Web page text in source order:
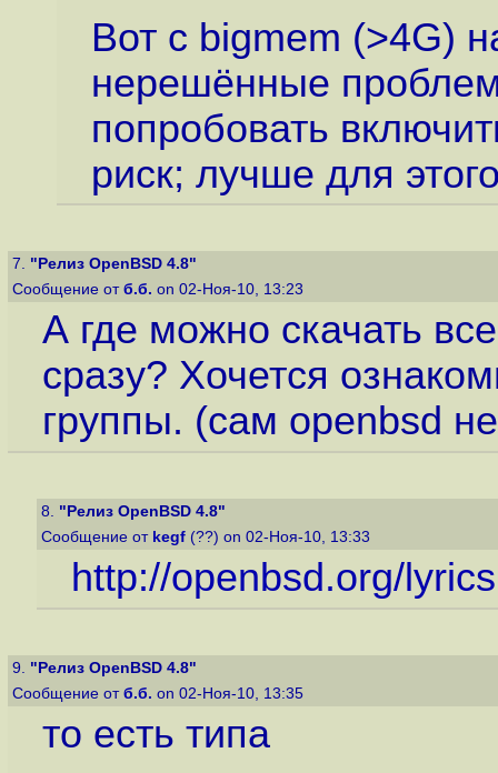
Вот с bigmem (>4G)
нерешённые
попробовать
риск; лучше для
7. "Релиз OpenBSD 4.8"
Сообщение от б.б. on 02-Ноя-10, 13:23
А где можно скачать
сразу? Хочется
группы. (сам openbsd
8. "Релиз OpenBSD 4.8"
Сообщение от kegf (??) on 02-Ноя-10, 13:33
http://openbsd.org/
9. "Релиз OpenBSD 4.8"
Сообщение от б.б. on 02-Ноя-10, 13:35
то есть типа